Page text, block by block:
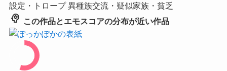
設定・トロープ 異種族交流・疑似家族・貧乏
psychology この作品とエモスコアの分布が近い作品